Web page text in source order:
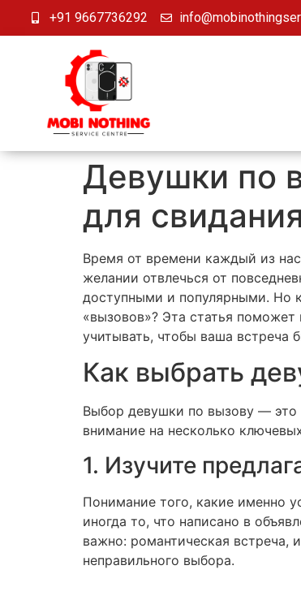
+91 9667736292
Девушки по
для
Время от времени каждый из
желании отвлечься от
доступными и популярными. Но
«вызовов»? Эта статья
учитывать, чтобы ваша встреча
Как выбрать
Выбор девушки по вызову — это
внимание на несколько
1. Изучите
Понимание того, какие именно
иногда то, что написано в
важно: романтическая встреча,
неправильного выбора.